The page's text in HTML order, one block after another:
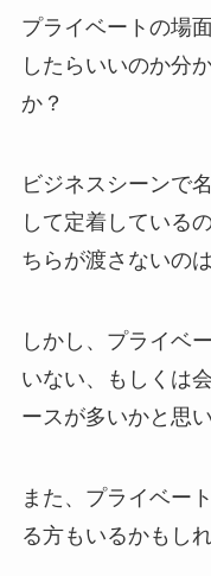
プライベートの場
したらいいのか分
か？
ビジネスシーンで
して定着している
ちらが渡さないの
しかし、プライベ
いない、もしくは
ースが多いかと思い
また、プライベー
る方もいるかもし